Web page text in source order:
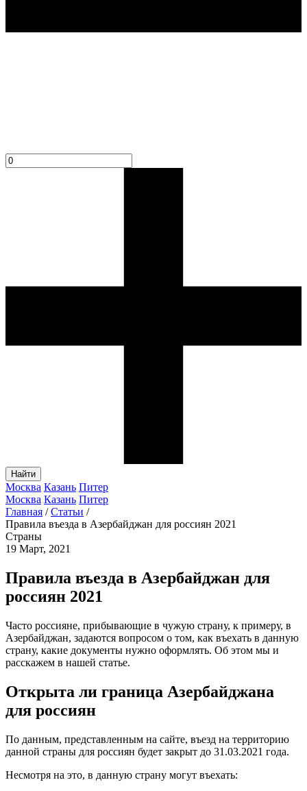
Найти
Москва Казань Питер
Москва Казань Питер
Главная / Статьи /
Правила въезда в Азербайджан для россиян 2021
Страны
19 Март, 2021
Правила въезда в Азербайджан для
россиян 2021
Часто россияне, прибывающие в чужую страну, к примеру, в
Азербайджан, задаются вопросом о том, как въехать в данную
страну, какие документы нужно оформлять. Об этом мы и
расскажем в нашей статье.
Открыта ли граница Азербайджана
для россиян
По данным, представленным на сайте, въезд на территорию
данной страны для россиян будет закрыт до 31.03.2021 года.
Несмотря на это, в данную страну могут въехать: